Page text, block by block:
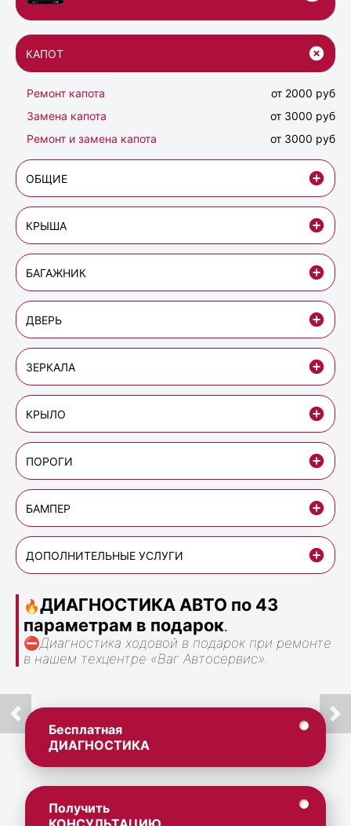
КАПОТ
Ремонт капота
от 2000 руб
Замена капота
от 3000 руб
Ремонт и замена капота
от 3000 руб
ОБЩИЕ
КРЫША
БАГАЖНИК
ДВЕРЬ
ЗЕРКАЛА
КРЫЛО
ПОРОГИ
БАМПЕР
ДОПОЛНИТЕЛЬНЫЕ УСЛУГИ
🔥ДИАГНОСТИКА АВТО по 43
параметрам в подарок.
⛔Диагностика ходовой в подарок при ремонте
в нашем техцентре «Ваг Автосервис».
Бесплатная
ДИАГНОСТИКА
Получить